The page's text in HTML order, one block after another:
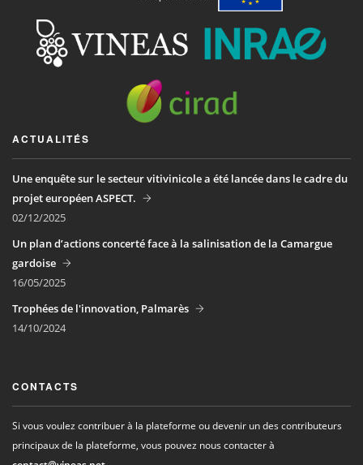
ACTUALITÉS
Une enquête sur le secteur vitivinicole a été lancée dans le cadre du
projet européen ASPECT.
02/12/2025
Un plan d’actions concerté face à la salinisation de la Camargue
gardoise
16/05/2025
Trophées de l'innovation, Palmarès
14/10/2024
CONTACTS
Si vous voulez contribuer à la plateforme ou devenir un des contributeurs
principaux de la plateforme, vous pouvez nous contacter à